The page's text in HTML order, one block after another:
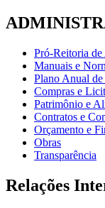
Pró-Reitoria
Manuais e
Plano Anual
Compras e
Patrimônio e
Contratos e
Orçamento e
Obras
Transparência
Relações